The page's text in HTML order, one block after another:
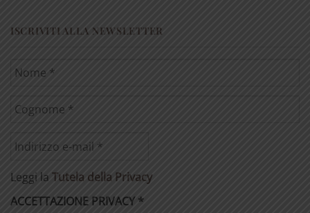
ISCRIVITI ALLA NEWSLETTER
Leggi la Tutela della Privacy
ACCETTAZIONE PRIVACY*